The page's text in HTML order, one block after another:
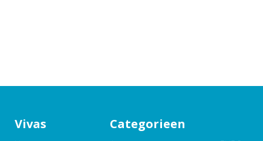
Vivas Categorieen